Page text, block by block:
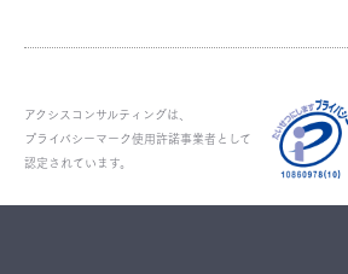
アクシスコンサルティングは、
プライバシーマーク使用許諾事業者として
認定されています。